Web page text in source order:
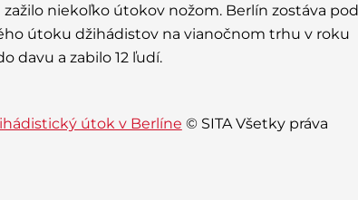
niekoľko útokov nožom. Berlín zostáva pod
útoku džihádistov na vianočnom trhu v roku
davu a zabilo 12 ľudí.
útok v Berlíne © SITA Všetky práva